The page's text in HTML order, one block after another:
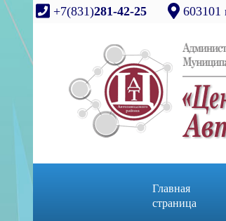
+7(831)281-42-25
Главная
страница